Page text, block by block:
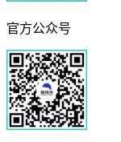
官方公众号